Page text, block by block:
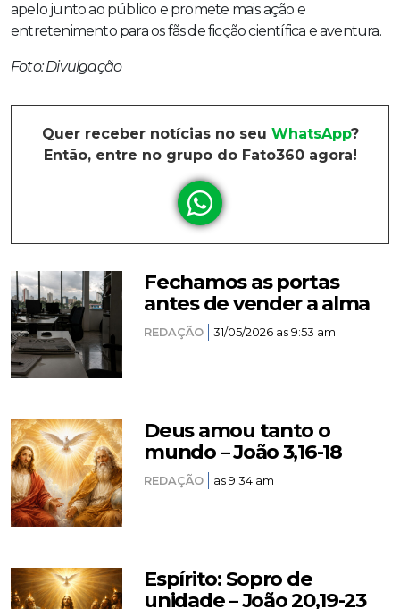
apelo junto ao público e promete mais ação e
entretenimento para os fãs de ficção científica e aventura.
Foto: Divulgação
Quer receber notícias no seu WhatsApp?
Então, entre no grupo do Fato360 agora!
Fechamos as portas
antes de vender a alma
REDAÇÃO 31/05/2026 as 9:53 am
Deus amou tanto o
mundo – João 3,16-18
REDAÇÃO as 9:34 am
Espírito: Sopro de
unidade – João 20,19-23